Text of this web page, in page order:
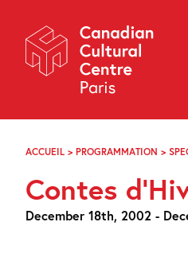
Navigation
About
Programming
Off-Site
Explore
Archives
f i y
FR EN
ACCUEIL > PROGRAMMATION >
Contes
December 18th, 2002 -